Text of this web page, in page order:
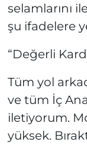
selamlarını
şu ifadelere
“Değerli
Tüm yol
ve tüm İç
iletiyorum.
yüksek.